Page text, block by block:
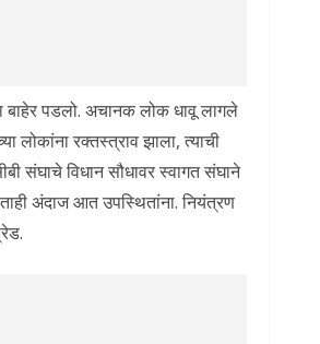
बाहेर पडलो. अचानक लोक धावू लागले
लोकांना रक्तस्त्राव झाला, त्याची
संघाचे विधान सौधावर स्वागत संघाने
अंदाज आत उपस्थितांना. नियंत्रण